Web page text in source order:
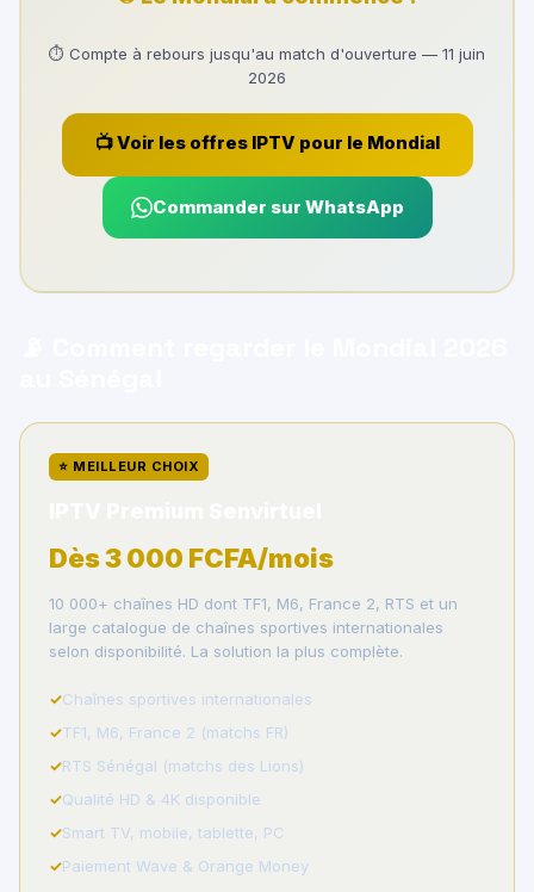
⏱ Compte à rebours jusqu'au match d'ouverture — 11 juin
2026
📺 Voir les offres IPTV pour le Mondial
Commander sur WhatsApp
⭐ MEILLEUR CHOIX
Dès 3 000 FCFA/mois
10 000+ chaînes HD dont TF1, M6, France 2, RTS et un
large catalogue de chaînes sportives internationales
selon disponibilité. La solution la plus complète.
Chaînes sportives internationales
TF1, M6, France 2 (matchs FR)
RTS Sénégal (matchs des Lions)
Qualité HD & 4K disponible
Smart TV, mobile, tablette, PC
Paiement Wave & Orange Money